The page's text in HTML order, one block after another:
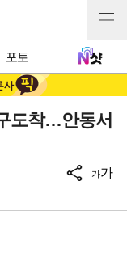
포토
도착…안동서
가가